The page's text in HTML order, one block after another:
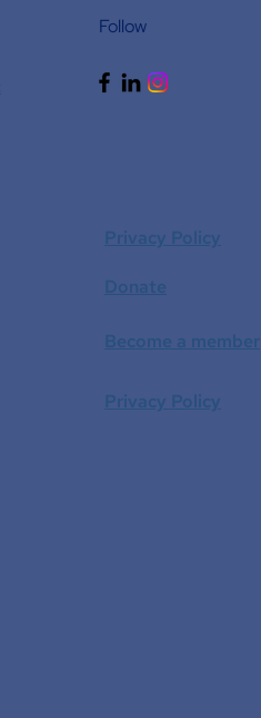
Follow
Privacy Policy
Donate
Become a member
Privacy Policy